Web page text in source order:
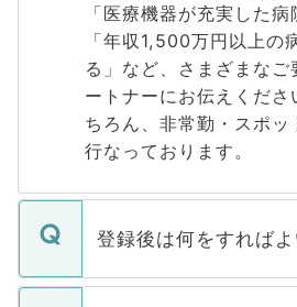
「医療機器が充実した病
「年収1,500万円以上の
る」など、さまざまな
ートナーにお伝えくださ
ちろん、非常勤・スポッ
行なっております。
登録後は何をすれば
ご登録いただきました